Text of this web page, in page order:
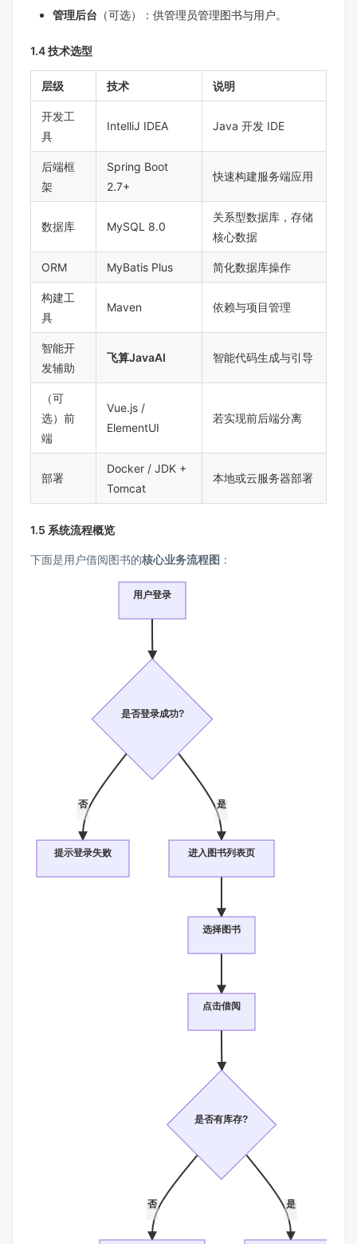
管理后台 （可选）：供管理员管理图书与用户。
1.4 技术选型
层级 技术 说明
开发工
具
IntelliJ IDEA Java 开发 IDE
后端框
架
Spring Boot
2.7+
快速构建服务端应用
数据库 MySQL 8.0
关系型数据库，存储
核心数据
ORM MyBatis Plus 简化数据库操作
构建工
具
Maven 依赖与项目管理
智能开
发辅助
飞算JavaAI 智能代码生成与引导
（可
选）前
端
Vue.js /
ElementUI
若实现前后端分离
部署
Docker / JDK +
Tomcat
本地或云服务器部署
1.5 系统流程概览
下面是用户借阅图书的核心业务流程图 ：
否 是
否 是
用户登录
是否登录成功?
提示登录失败 进入图书列表页
选择图书
点击借阅
是否有库存?